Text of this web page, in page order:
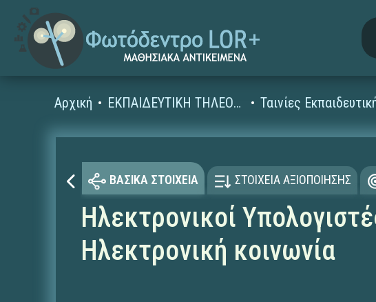
Αρχική ΕΚΠΑΙΔΕΥΤΙΚΗ ΤΗΛΕΟΡΑΣΗ (Ταινίες και βίντεο)
ΒΑΣΙΚΑ ΣΤΟΙΧΕΙΑ ΣΤΟΙΧΕΙΑ ΑΞΙΟΠΟΙΗΣΗΣ
Ηλεκτρονικοί
Ηλεκτρονική κοινωνία